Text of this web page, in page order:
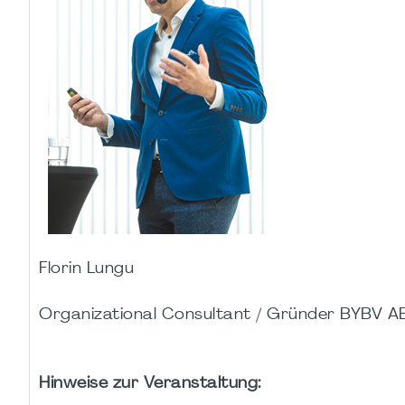
Florin Lungu
Organizational Consultant / Gründer BYBV
Hinweise zur Veranstaltung: